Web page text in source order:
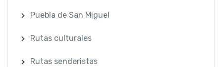
Puebla de San Miguel
Rutas culturales
Rutas senderistas